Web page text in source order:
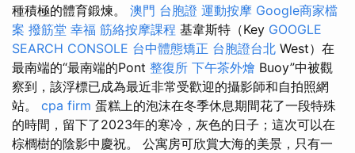
種積極的體育鍛煉。 澳門 台胞證 運動按摩 Google商家檔
案 撥筋堂 幸福 筋絡按摩課程 基韋斯特（Key GOOGLE
SEARCH CONSOLE 台中體態矯正 台胞證台北 West）在
最南端的“最南端的Pont 整復所 下午茶外燴 Buoy”中被觀
察到，該浮標已成為最近非常受歡迎的攝影師和自拍照網
站。 cpa firm 蛋糕上的泡沫在冬季休息期間花了一段特殊
的時間，留下了2023年的寒冷，灰色的日子；這次可以在
棕櫚樹的陰影中慶祝。 公寓房可欣賞大海的美景，只​​有一